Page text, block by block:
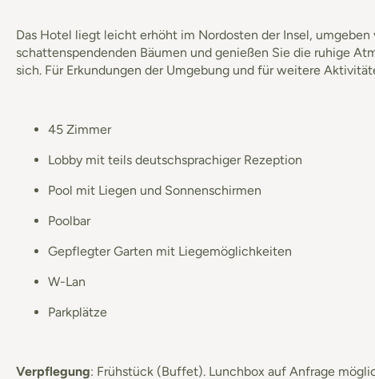
Das Hotel liegt leicht erhöht im Nordosten der Insel,
schattenspendenden Bäumen und genießen Sie die ruhige
sich. Für Erkundungen der Umgebung und für weitere
45 Zimmer
Lobby mit teils deutschsprachiger Rezeption
Pool mit Liegen und Sonnenschirmen
Poolbar
Gepflegter Garten mit Liegemöglichkeiten
W-Lan
Parkplätze
Verpflegung: Frühstück (Buffet). Lunchbox auf Anfrage